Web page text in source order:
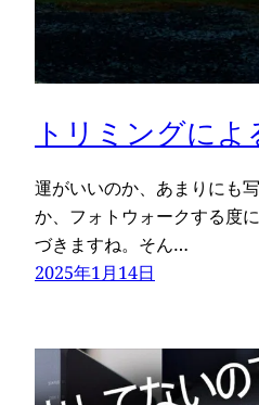
トリミングに
運がいいのか、あまりにも
か、フォトウォークする度
づきますね。そん…
2025年1月14日